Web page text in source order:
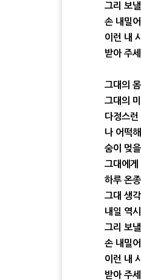
그리 보
손 내밀
이런 내
받아 주
그대의
그대의
다정스런
나 어떡
숨이 멎
그대에게
하루 온
그대 생
내일 역
그리 보
손 내밀
이런 내
받아 주